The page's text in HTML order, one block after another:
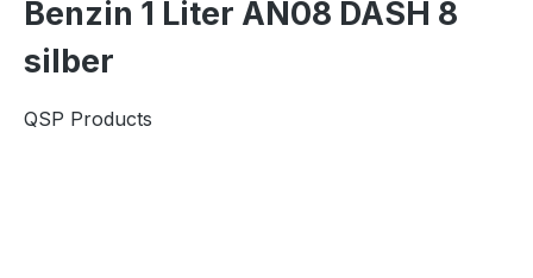
Benzin 1 Liter AN08 DASH 8
silber
QSP Products